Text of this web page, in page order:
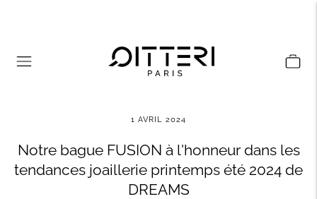
1 AVRIL 2024
Notre bague FUSION à l'honneur dans les
tendances joaillerie printemps été 2024 de
DREAMS